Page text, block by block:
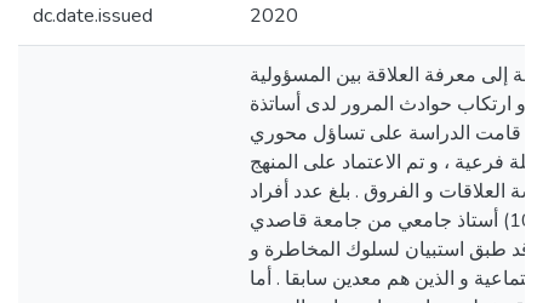
dc.date.issued 2020
إلى معرفة العلاقة بين المسؤولية
و ارتكاب حوادث المرور لدى أساتذة
و قامت الدراسة على تساؤل محوري
فرعية ، و تم الاعتماد على المنهج
العلاقات و الفروق . بلغ عدد أفراد
عينة الدراسة (100) أستاذ جامعي من جامعة قاصدي
وقد طبق استبيان لسلوك المخاطرة و
و الذين هم معدين سابقا . أما